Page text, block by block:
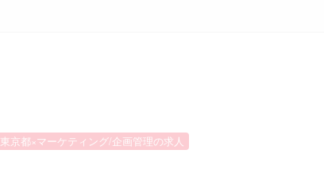
東京都×マーケティング/企画管理の求人